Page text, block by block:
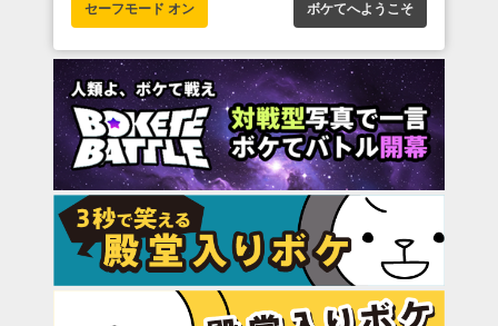
セーフモード オン ボケてへようこそ